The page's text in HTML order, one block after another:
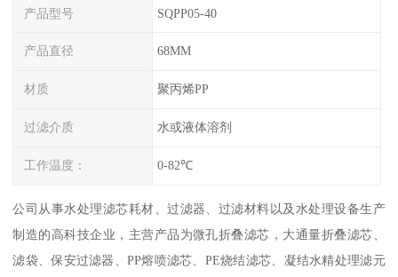
产品型号 SQPP05-40
产品直径 68MM
材质 聚丙烯PP
过滤介质 水或液体溶剂
工作温度： 0-82℃
公司从事水处理滤芯耗材、过滤器、过滤材料以及水处理设备生产
制造的高科技企业，主营产品为微孔折叠滤芯，大通量折叠滤芯、
滤袋、保安过滤器、PP熔喷滤芯、PE烧结滤芯、凝结水精处理滤元